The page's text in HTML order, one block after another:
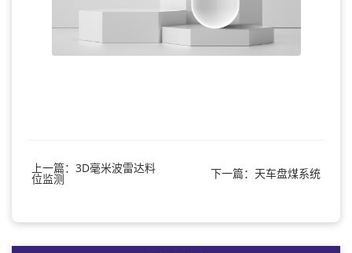
上一篇：3D毫米波雷达料
位监测 下一篇：天车盘煤系统